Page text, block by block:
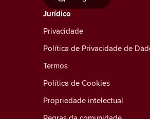
Jurídico
Privacidade
Política de Privacidade de
Termos
Política de Cookies
Propriedade intelectual